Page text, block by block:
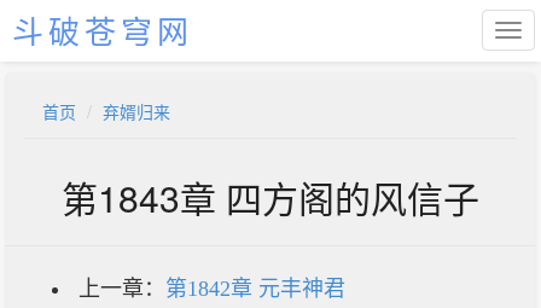
斗破苍穹网
首页 弃婿归来
第1843章 四方阁的风信子
上一章： 第1842章 元丰神君